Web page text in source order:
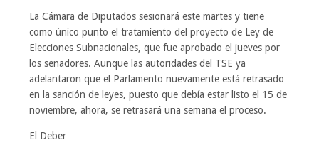
La Cámara de Diputados sesionará este martes y tiene
como único punto el tratamiento del proyecto de Ley de
Elecciones Subnacionales, que fue aprobado el jueves por
los senadores. Aunque las autoridades del TSE ya
adelantaron que el Parlamento nuevamente está retrasado
en la sanción de leyes, puesto que debía estar listo el 15 de
noviembre, ahora, se retrasará una semana el proceso.
El Deber